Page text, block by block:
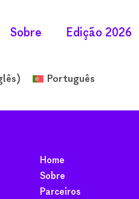
Sobre Edição 2026
) Português
Home
Sobre
Parceiros